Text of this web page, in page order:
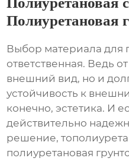
Полиуретановая
Выбор материала для
ответственная. Ведь
внешний вид, но и
устойчивость к
конечно, эстетика. И
действительно
решение, то
полиуретановая